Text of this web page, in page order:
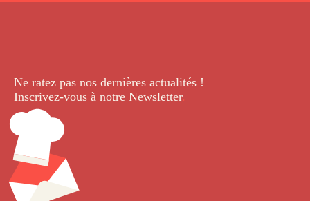
Ne ratez pas nos dernières actualités !
Inscrivez-vous à notre Newsletter.